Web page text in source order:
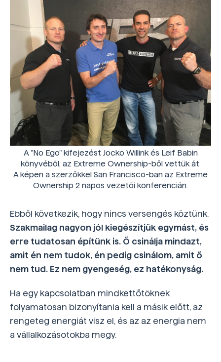
A "No Ego" kifejezést Jocko Willink és Leif Babin
könyvéből, az Extreme Ownership-ből vettük át.
A képen a szerzőkkel San Francisco-ban az Extreme
Ownership 2 napos vezetői konferencián.
Ebből következik, hogy nincs versengés köztünk.
Szakmailag nagyon jól kiegészítjük egymást, és
erre tudatosan építünk is. Ő csinálja mindazt,
amit én nem tudok, én pedig csinálom, amit ő
nem tud. Ez nem gyengeség, ez hatékonyság.
Ha egy kapcsolatban mindkettőtöknek
folyamatosan bizonyítania kell a másik előtt, az
rengeteg energiát visz el, és az az energia nem
a vállalkozásotokba megy.